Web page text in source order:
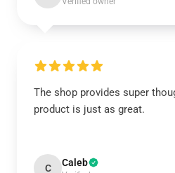
The shop provides super
product is just as great.
C Caleb